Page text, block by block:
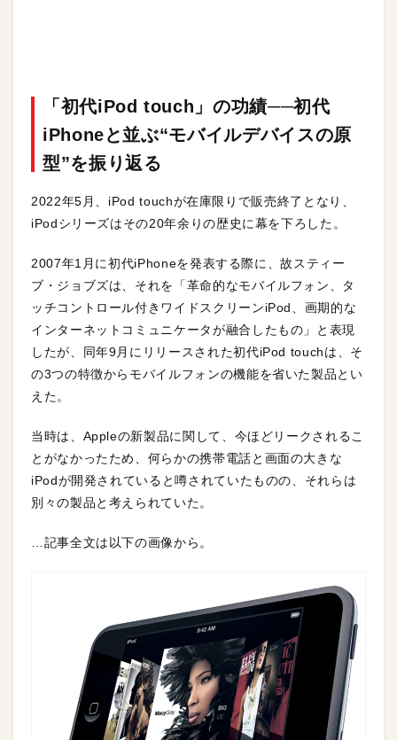
「初代iPod touch」の功績──初代
iPhoneと並ぶ“モバイルデバイスの原
型”を振り返る
2022年5月、iPod touchが在庫限りで販売終了となり、
iPodシリーズはその20年余りの歴史に幕を下ろした。
2007年1月に初代iPhoneを発表する際に、故スティー
ブ・ジョブズは、それを「革命的なモバイルフォン、タ
ッチコントロール付きワイドスクリーンiPod、画期的な
インターネットコミュニケータが融合したもの」と表現
したが、同年9月にリリースされた初代iPod touchは、そ
の3つの特徴からモバイルフォンの機能を省いた製品とい
えた。
当時は、Appleの新製品に関して、今ほどリークされるこ
とがなかったため、何らかの携帯電話と画面の大きな
iPodが開発されていると噂されていたものの、それらは
別々の製品と考えられていた。
…記事全文は以下の画像から。